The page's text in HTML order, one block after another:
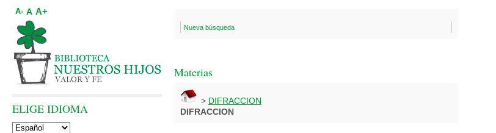
Nueva búsqueda
Materias
> DIFRACCION
DIFRACCION
A- A A+
ELIGE IDIOMA